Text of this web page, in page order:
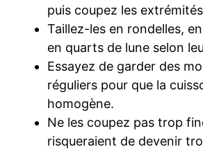
puis coupez les
Taillez-les en rondelles,
en quarts de lune selon
Essayez de garder des
réguliers pour que la
homogène.
Ne les coupez pas trop
risqueraient de devenir